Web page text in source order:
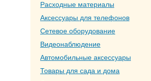
Расходные материалы
Аксессуары для телефонов
Сетевое оборудование
Видеонаблюдение
Автомобильные аксессуары
Товары для сада и дома